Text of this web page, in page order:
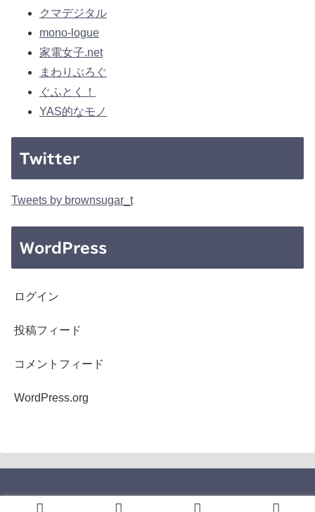
クマデジタル
mono-logue
家電女子.net
まわりぶろぐ
ぐふとく！
YAS的なモノ
Twitter
Tweets by brownsugar_t
WordPress
ログイン
投稿フィード
コメントフィード
WordPress.org